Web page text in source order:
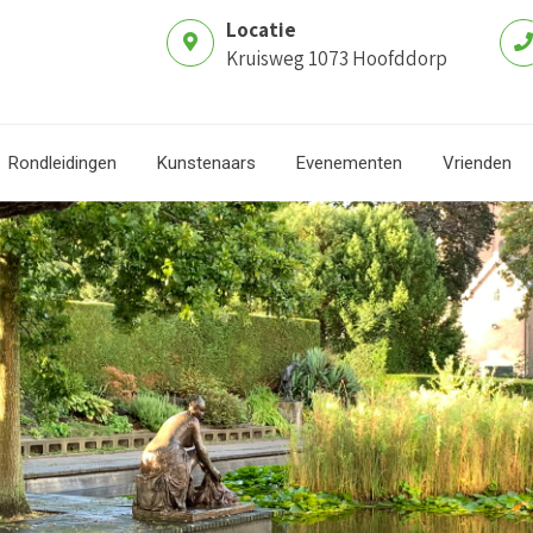
Locatie
Kruisweg 1073 Hoofddorp
Rondleidingen Kunstenaars Evenementen Vrienden